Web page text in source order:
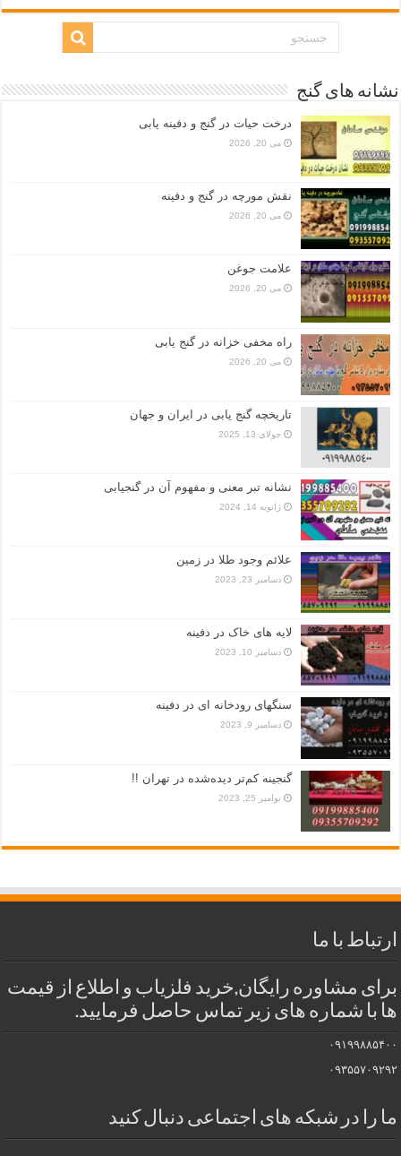
نشانه های گنج
درخت حیات در گنج و دفینه یابی
می 20, 2026
نقش مورچه در گنج و دفینه
می 20, 2026
علامت جوغن
می 20, 2026
راه مخفی خزانه در گنج یابی
می 20, 2026
تاریخچه گنج‌ یابی در ایران و جهان
جولای 13, 2025
نشانه تبر معنی و مفهوم آن در گنجیابی
ژانویه 14, 2024
علائم وجود طلا در زمین
دسامبر 23, 2023
لایه های خاک در دفینه
دسامبر 10, 2023
سنگهای رودخانه ای در دفینه
دسامبر 9, 2023
گنجینه کم‌تر دیده‌شده در تهران !!
نوامبر 25, 2023
ارتباط با ما
برای مشاوره رایگان,خرید فلزیاب و اطلاع از قیمت
ها با شماره های زیر تماس حاصل فرمایید.
۰۹۱۹۹۸۸۵۴۰۰
۰۹۳۵۵۷۰۹۲۹۲
ما را در شبکه های اجتماعی دنبال کنید